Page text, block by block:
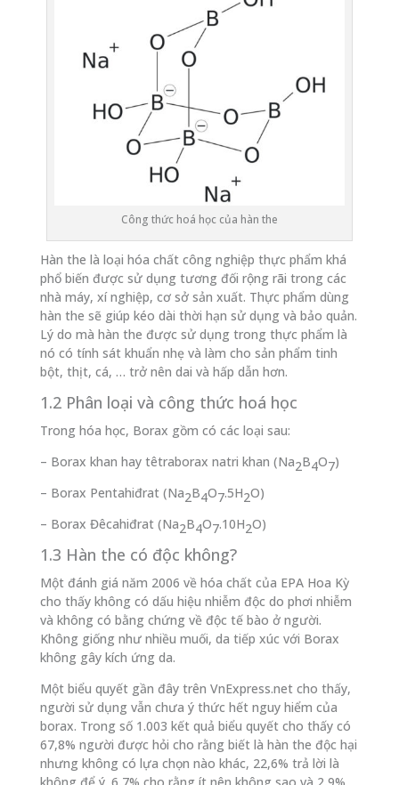
Công thức hoá học của hàn the
Hàn the là loại hóa chất công nghiệp thực phẩm khá
phổ biến được sử dụng tương đối rộng rãi trong các
nhà máy, xí nghiệp, cơ sở sản xuất. Thực phẩm dùng
hàn the sẽ giúp kéo dài thời hạn sử dụng và bảo quản.
Lý do mà hàn the được sử dụng trong thực phẩm là
nó có tính sát khuẩn nhẹ và làm cho sản phẩm tinh
bột, thịt, cá, … trở nên dai và hấp dẫn hơn.
1.2 Phân loại và công thức hoá học
Trong hóa học, Borax gồm có các loại sau:
– Borax khan hay têtraborax natri khan (Na2B4O7)
– Borax Pentahiđrat (Na2B4O7.5H2O)
– Borax Đêcahiđrat (Na2B4O7.10H2O)
1.3 Hàn the có độc không?
Một đánh giá năm 2006 về hóa chất của EPA Hoa Kỳ
cho thấy không có dấu hiệu nhiễm độc do phơi nhiễm
và không có bằng chứng về độc tế bào ở người.
Không giống như nhiều muối, da tiếp xúc với Borax
không gây kích ứng da.
Một biểu quyết gần đây trên VnExpress.net cho thấy,
người sử dụng vẫn chưa ý thức hết nguy hiểm của
borax. Trong số 1.003 kết quả biểu quyết cho thấy có
67,8% người được hỏi cho rằng biết là hàn the độc hại
nhưng không có lựa chọn nào khác, 22,6% trả lời là